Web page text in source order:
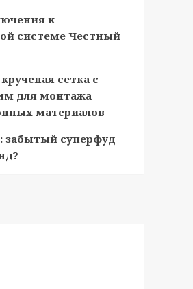
к
системе Честный
сетка с
для монтажа
материалов
забытый суперфуд